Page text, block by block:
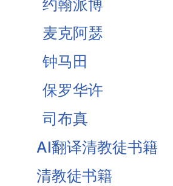
安慰与圣洁-基督祭
作之果
基督为人的罪受苦
基督徒的珍宝-知足
《柔和谦卑》合集
战胜罪恶的惧怕
约翰派博
麦克阿瑟
钟马田
保罗华许
司布真
AI翻译清教徒书籍
清教徒书籍